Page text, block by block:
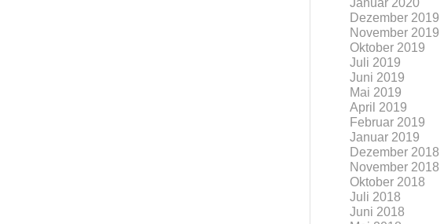
Januar 2020
Dezember 2019
November 2019
Oktober 2019
Juli 2019
Juni 2019
Mai 2019
April 2019
Februar 2019
Januar 2019
Dezember 2018
November 2018
Oktober 2018
Juli 2018
Juni 2018